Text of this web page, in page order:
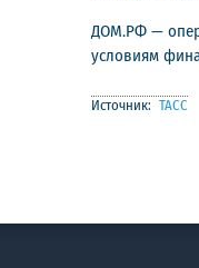
ДОМ.РФ —
условиям
Источник: ТАСС